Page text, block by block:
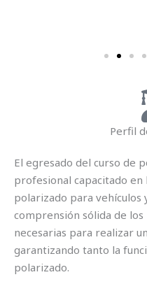
Perfil
El egresado del curso de
profesional capacitado en
polarizado para vehículos
comprensión sólida de
necesarias para realizar
garantizando tanto la
polarizado.